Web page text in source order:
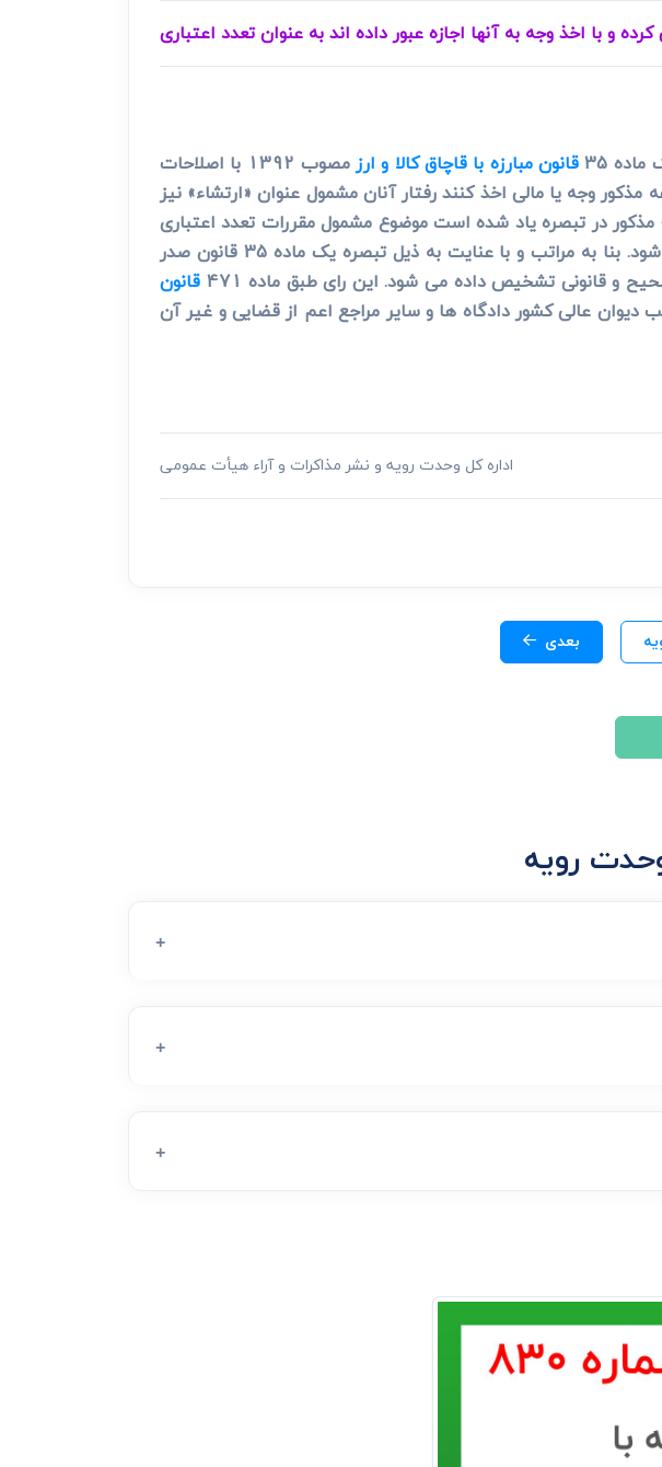
کرده و با اخذ وجه به آنها اجازه عبور داده اند به عنوان تعدد اعتباری
35
قانون مبارزه با قاچاق کالا و ارز
مصوب 1392 با اصلاحات
وجه یا مالی اخذ کنند رفتار آنان مشمول عنوان «ارتشاء» نیز
مذکور در تبصره یاد شده است موضوع مشمول مقررات تعدد اعتباری
مصوب 1392 «مجازات اشد» تعیین شود. بنا به مراتب و با عنایت به ذیل تبصره یک ماده 35 قانون صدر
و قانونی تشخیص داده می شود. این رای طبق ماده 471
قانون
شعب دیوان عالی کشور دادگاه ها و سایر مراجع اعم از قضایی و غیر آن
اداره کل وحدت رویه و نشر مذاکرات و آراء هیأت عمومی
بعدی
رویه